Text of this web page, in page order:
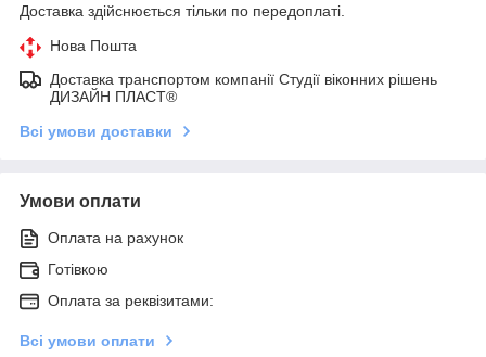
Доставка здійснюється тільки по передоплаті.
Нова Пошта
Доставка транспортом компанії Студії віконних рішень
ДИЗАЙН ПЛАСТ®
Всі умови доставки
Умови оплати
Оплата на рахунок
Готівкою
Оплата за реквізитами:
Всі умови оплати